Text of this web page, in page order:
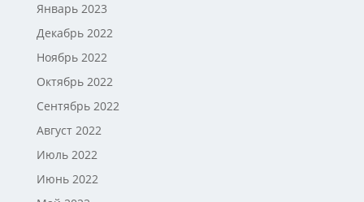
Январь 2023
Декабрь 2022
Ноябрь 2022
Октябрь 2022
Сентябрь 2022
Август 2022
Июль 2022
Июнь 2022